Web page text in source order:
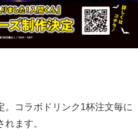
コラボドリンク1杯注文毎に
ます。